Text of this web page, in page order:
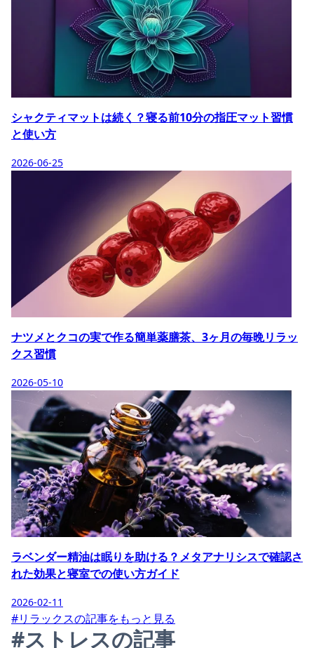
シャクティマットは続く？寝る前10分の指圧マット習慣
と使い方
2026-06-25
ナツメとクコの実で作る簡単薬膳茶、3ヶ月の毎晩リラッ
クス習慣
2026-05-10
ラベンダー精油は眠りを助ける？メタアナリシスで確認さ
れた効果と寝室での使い方ガイド
2026-02-11
#リラックスの記事をもっと見る
#ストレスの記事